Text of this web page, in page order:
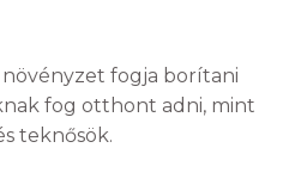
fogja borítani
fog otthont adni, mint
teknősök.